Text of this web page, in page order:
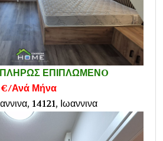
ΠΛΗΡΩΣ ΕΠΙΠΛΩΜΕΝO
€/Ανά Μήνα
14121, Ιωαννινα